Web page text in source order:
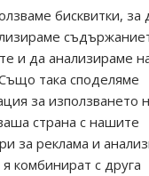
лв.
92 лв.
51.
39.
бисквитки, за
и да анализираме
така споделяме
за използването
страна с нашите
за реклама и
комбинират с друга